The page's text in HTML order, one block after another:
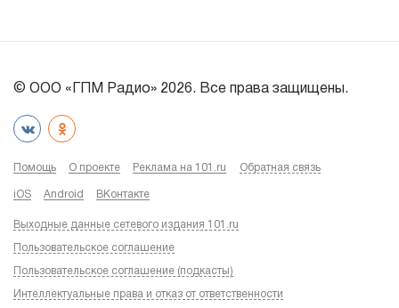
© ООО «ГПМ Радио» 2026. Все права защищены.
Помощь О проекте Реклама на 101.ru Обратная связь
iOS Android ВКонтакте
Выходные данные сетевого издания 101.ru
Пользовательское соглашение
Пользовательское соглашение (подкасты)
Интеллектуальные права и отказ от ответственности